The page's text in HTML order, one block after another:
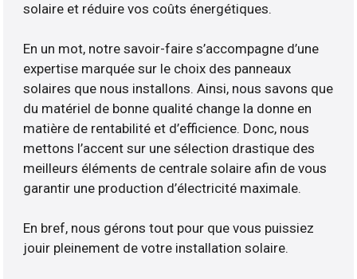
solaire et réduire vos coûts énergétiques.
En un mot, notre savoir-faire s’accompagne d’une
expertise marquée sur le choix des panneaux
solaires que nous installons. Ainsi, nous savons que
du matériel de bonne qualité change la donne en
matière de rentabilité et d’efficience. Donc, nous
mettons l’accent sur une sélection drastique des
meilleurs éléments de centrale solaire afin de vous
garantir une production d’électricité maximale.
En bref, nous gérons tout pour que vous puissiez
jouir pleinement de votre installation solaire.